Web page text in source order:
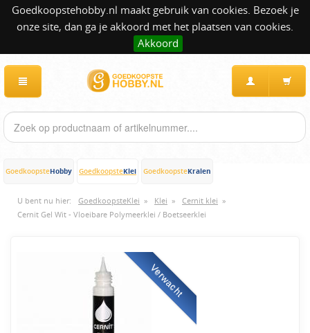
Goedkoopstehobby.nl maakt gebruik van cookies. Bezoek je
onze site, dan ga je akkoord met het plaatsen van cookies.
Akkoord
GoedkoopsteHobby GoedkoopsteKlei GoedkoopsteKralen
U bent nu hier: GoedkoopsteKlei » Klei » Cernit klei »
Cernit Gel Wit - Vloeibare Polymeerklei / Boetseerklei
Verwacht